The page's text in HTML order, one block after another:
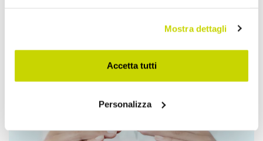
Mostra dettagli
Accetta tutti
Personalizza
Approfittane subito!